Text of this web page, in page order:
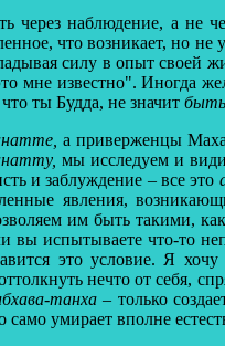
через наблюдение, а
что возникает, но
силу в опыт своей
мне известно". Иногда
что ты Будда, не значит быть
а приверженцы
мы исследуем и
и заблуждение – все это
явления,
им быть такими,
вы испытываете что-то
это условие. Я
нечто от себя,
танха– только
умирает вполне